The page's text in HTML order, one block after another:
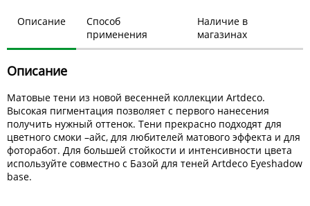
Описание
Способ
применения
Наличие в
магазинах
Описание
Матовые тени из новой весенней коллекции Artdeco.
Высокая пигментация позволяет с первого нанесения
получить нужный оттенок. Тени прекрасно подходят для
цветного смоки –айс, для любителей матового эффекта и для
фоторабот. Для большей стойкости и интенсивности цвета
используйте совместно с Базой для теней Artdeco Eyeshadow
base.